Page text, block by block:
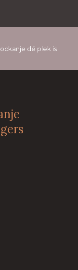
dé plek is